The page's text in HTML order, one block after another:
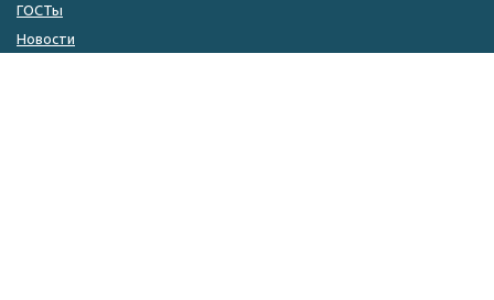
ГОСТы
Новости